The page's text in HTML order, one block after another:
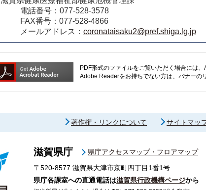
電話番号：077-528-3578
FAX番号：077-528-4866
メールアドレス： coronataisaku2@pref.shiga.lg.jp
PDF形式のファイルをご覧いただく場合には、
Adobe Readerをお持ちでない方は、バナーの
著作権・リンクについて サイトマッ
滋賀県庁
県庁アクセスマップ・フロアマップ
〒520-8577 滋賀県大津市京町四丁目1番1号
県庁各課室への直通電話は滋賀県行政機構ページから